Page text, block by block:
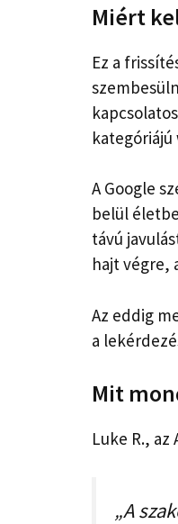
Miért
Ez a
A Google
belül
távú
hajt végre,
Az eddig
a
Mit
Luke R.,
„A